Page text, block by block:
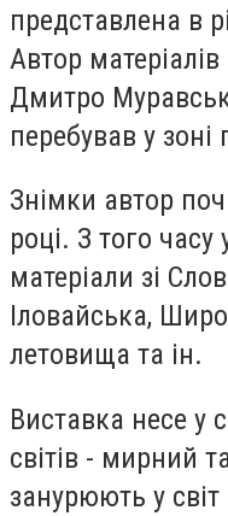
представлена в
Автор
Дмитро
перебував у
Знімки автор
році. З того
матеріали зі
Іловайська,
летовища та ін.
Виставка несе у
світів - мирний
занурюють у